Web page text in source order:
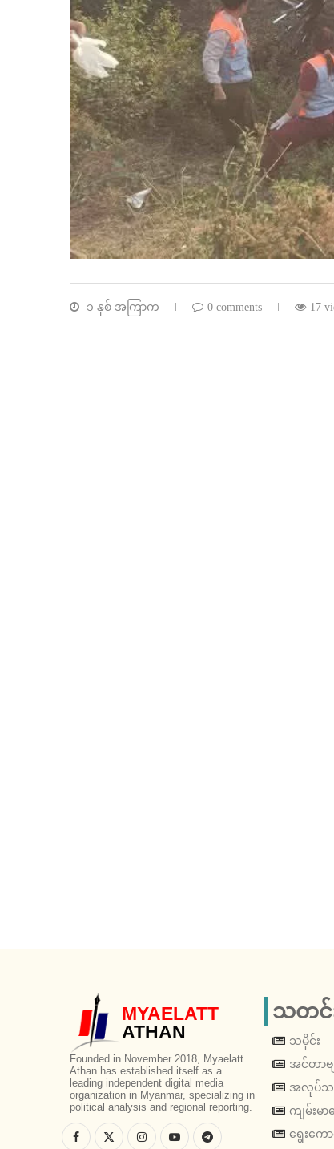
၁ နှစ် အကြာက 0 comments 17
MYAELATT
ATHAN
Founded in November 2018, Myaelatt
Athan has established itself as a
leading independent digital media
organization in Myanmar, specializing in
political analysis and regional reporting.
သတင်
သမိုင်း
အင်တာဗ
အလုပ်သ
ကျမ်းမာ
ရွေးကေ